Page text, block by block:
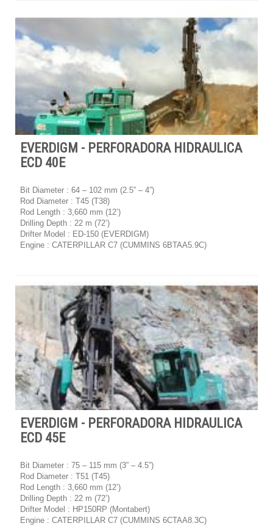
EVERDIGM - PERFORADORA HIDRAULICA
ECD 40E
Bit Diameter : 64 – 102 mm (2.5” – 4”)
Rod Diameter : T45 (T38)
Rod Length : 3,660 mm (12’)
Drilling Depth : 22 m (72’)
Drifter Model : ED-150 (EVERDIGM)
Engine : CATERPILLAR C7 (CUMMINS 6BTAA5.9C)
EVERDIGM - PERFORADORA HIDRAULICA
ECD 45E
Bit Diameter : 75 – 115 mm (3” – 4.5”)
Rod Diameter : T51 (T45)
Rod Length : 3,660 mm (12’)
Drilling Depth : 22 m (72’)
Drifter Model : HP150RP (Montabert)
Engine : CATERPILLAR C7 (CUMMINS 6CTAA8.3C)